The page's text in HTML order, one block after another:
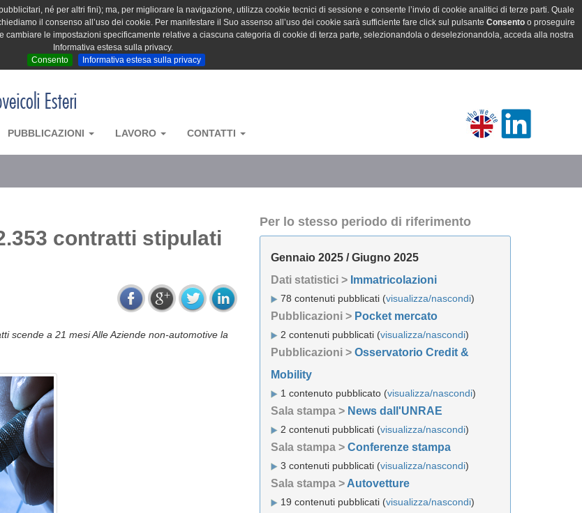
né per altri fini); ma, per migliorare la navigazione, utilizza cookie tecnici di sessione e consente l’invio di cookie analitici di terze parti. Quale
il consenso all’uso dei cookie. Per manifestare il Suo assenso all’uso dei cookie sarà sufficiente fare click sul pulsante Consentoo proseguire
le impostazioni specificamente relative a ciascuna categoria di cookie di terza parte, selezionandola o deselezionandola, acceda alla nostra
Informativa estesa sulla privacy.
Consento
Informativa estesa sulla privacy
PUBBLICAZIONI LAVORO CONTATTI
contratti stipulati
scende a 21 mesi Alle Aziende non-automotive la
Per lo stesso periodo di riferimento
Gennaio 2025 / Giugno 2025
Dati statistici > Immatricolazioni
78 contenuti pubblicati (visualizza/nascondi)
Pubblicazioni > Pocket mercato
2 contenuti pubblicati (visualizza/nascondi)
Pubblicazioni > Osservatorio Credit &
Mobility
1 contenuto pubblicato (visualizza/nascondi)
Sala stampa > News dall'UNRAE
2 contenuti pubblicati (visualizza/nascondi)
Sala stampa > Conferenze stampa
3 contenuti pubblicati (visualizza/nascondi)
Sala stampa > Autovetture
19 contenuti pubblicati (visualizza/nascondi)